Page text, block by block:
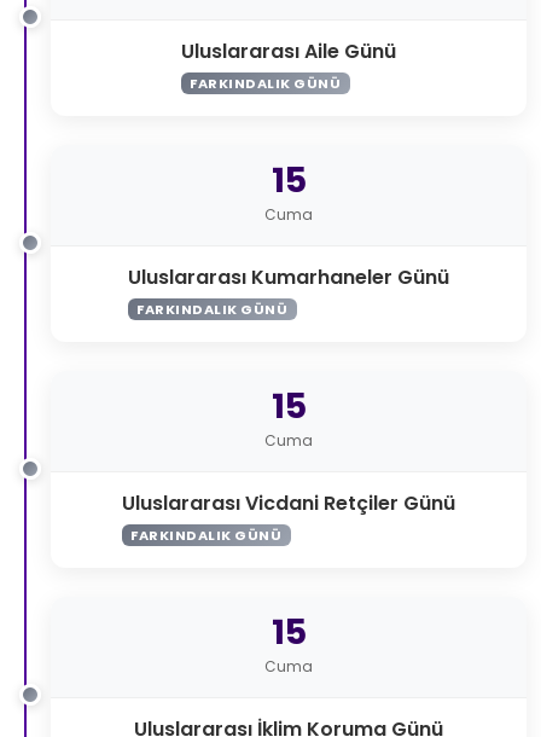
Uluslararası Aile Günü
FARKINDALIK GÜNÜ
15
Cuma
Uluslararası Kumarhaneler Günü
FARKINDALIK GÜNÜ
15
Cuma
Uluslararası Vicdani Retçiler Günü
FARKINDALIK GÜNÜ
15
Cuma
Uluslararası İklim Koruma Günü